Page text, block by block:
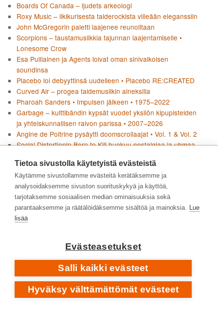
Boards Of Canada – ljudets arkeologi
Roxy Music – ilkikurisesta taiderockista viileään eleganssiin
John McGregorin paletti laajenee reunoiltaan
Scorpions – taustamusiikkia tajunnan laajentamiselle •
Lonesome Crow
Esa Pulliainen ja Agents loivat oman sinivalkoisen
soundinsa
Placebo loi debyyttinsä uudelleen • Placebo RE:CREATED
Curved Air – progea taidemusiikin aineksilla
Pharoah Sanders • Impulsen jälkeen • 1975–2022
Garbage – kulttibändin kypsät vuodet yksilön kipupisteiden
ja yhteiskunnallisen raivon parissa • 2007–2026
Angine de Poitrine pysäytti doomscrollaajat • Vol. 1 & Vol. 2
Social Distortionin Born to Kill huokuu nostalgiaa ja uhmaa
Joni Mitchellin Blue ei jätä mitään kertomatta
Pharoah Sanders – tyyntä, myrskyä ja tuliperäistä voimaa •
1964–1974
Flean paluu jazzjuurille • Honora
KIRJOITTAJAT
Tietoa sivustolla käytetyistä evästeistä
Käytämme sivustollamme evästeitä kerätäksemme ja
analysoidaksemme sivuston suorituskykyä ja käyttöä,
tarjotaksemme sosiaalisen median ominaisuuksia sekä
parantaaksemme ja räätälöidäksemme sisältöä ja mainoksia. Lue
lisää
Evästeasetukset
Salli kaikki evästeet
Hyväksy välttämättömät evästeet